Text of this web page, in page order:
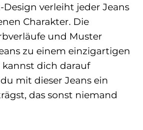
verleiht jeder Jeans
Charakter. Die
und Muster
zu einem einzigartigen
dich darauf
mit dieser Jeans ein
das sonst niemand